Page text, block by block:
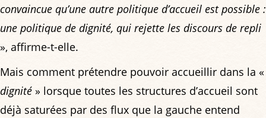
convaincue qu’une autre politique d’accueil est possible :
une politique de dignité, qui rejette les discours de repli
», affirme-t-elle.
Mais comment prétendre pouvoir accueillir dans la «
dignité » lorsque toutes les structures d’accueil sont
déjà saturées par des flux que la gauche entend